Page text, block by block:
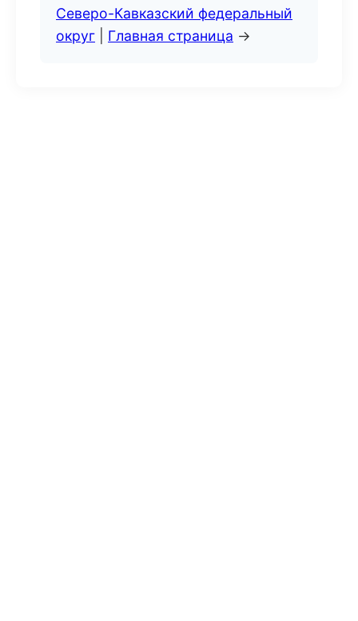
Северо-Кавказский федеральный
округ
Главная страница →